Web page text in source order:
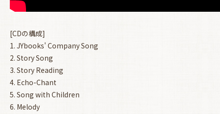
[CDの構成]
1. JYbooks' Company Song
2. Story Song
3. Story Reading
4. Echo-Chant
5. Song with Children
6. Melody